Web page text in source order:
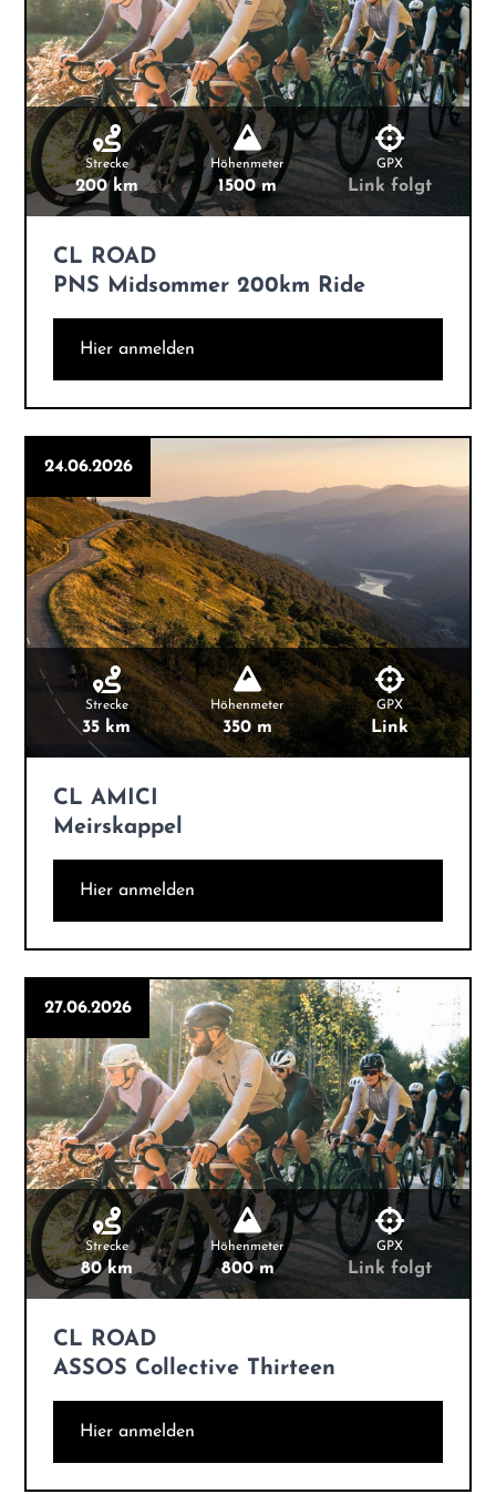
Strecke
200 km
Höhenmeter
1500 m
GPX
Link folgt
CL ROAD
PNS Midsommer 200km Ride
Hier anmelden
24.06.2026
Strecke
35 km
Höhenmeter
350 m
GPX
Link
CL AMICI
Meirskappel
Hier anmelden
27.06.2026
Strecke
80 km
Höhenmeter
800 m
GPX
Link folgt
CL ROAD
ASSOS Collective Thirteen
Hier anmelden